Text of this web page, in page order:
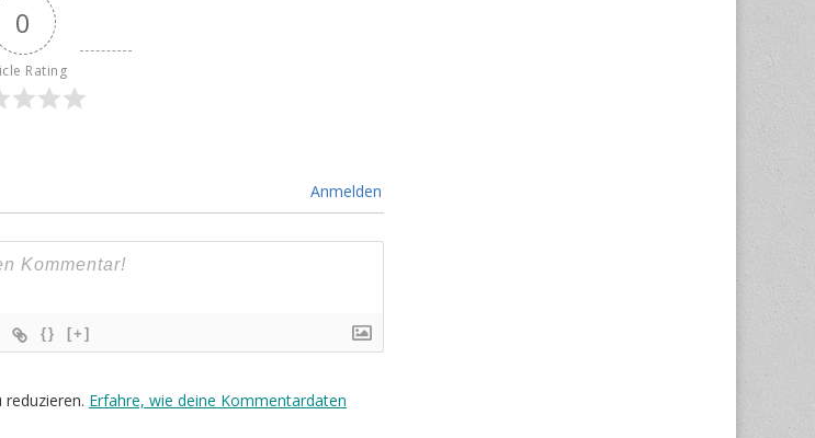
0
Rating
Anmelden
{} [+]
Erfahre, wie deine Kommentardaten